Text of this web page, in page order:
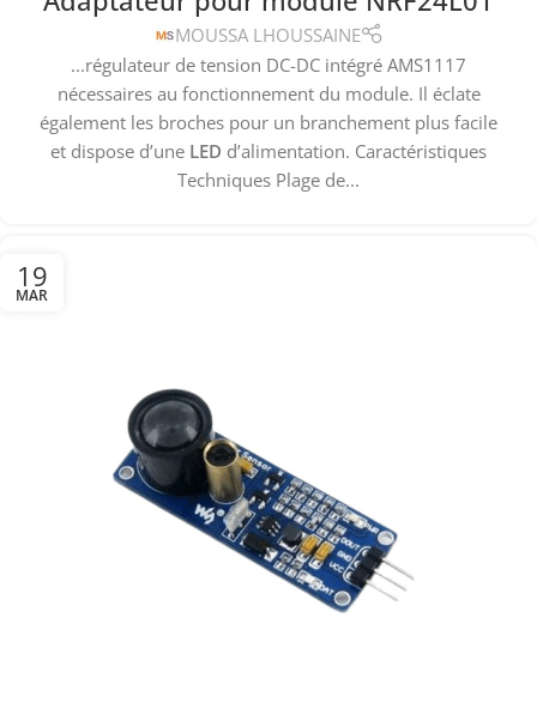
MOUSSA LHOUSSAINE
...régulateur de tension DC-DC intégré AMS1117
nécessaires au fonctionnement du module. Il éclate
également les broches pour un branchement plus facile
et dispose d’une LED d’alimentation. Caractéristiques
Techniques Plage de...
19
MAR